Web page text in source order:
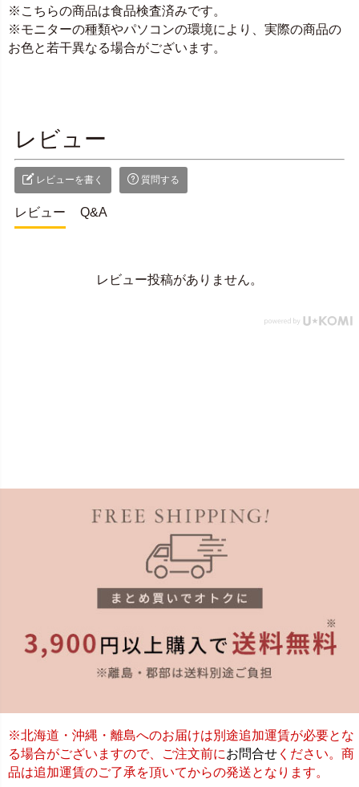
※こちらの商品は食品検査済みです。
※モニターの種類やパソコンの環境により、実際の商品の
お色と若干異なる場合がございます。
レビュー
レビューを書く 質問する
レビュー Q&A
レビュー投稿がありません。
※北海道・沖縄・離島へのお届けは別途追加運賃が必要とな
る場合がございますので、ご注文前にお問合せ ください。商
品は追加運賃のご了承を頂いてからの発送となります。